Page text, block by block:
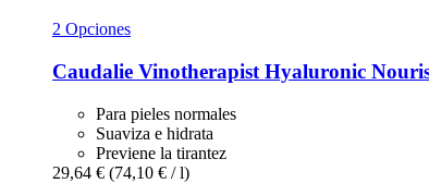
2 Opciones
Caudalie Vinotherapist Hyaluronic
Para pieles normales
Suaviza e hidrata
Previene la tirantez
29,64 € (74,10 € / l)